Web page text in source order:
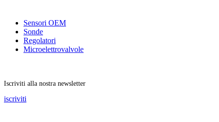
Sensori OEM
Sonde
Regolatori
Microelettrovalvole
Iscriviti alla nostra newsletter
iscriviti